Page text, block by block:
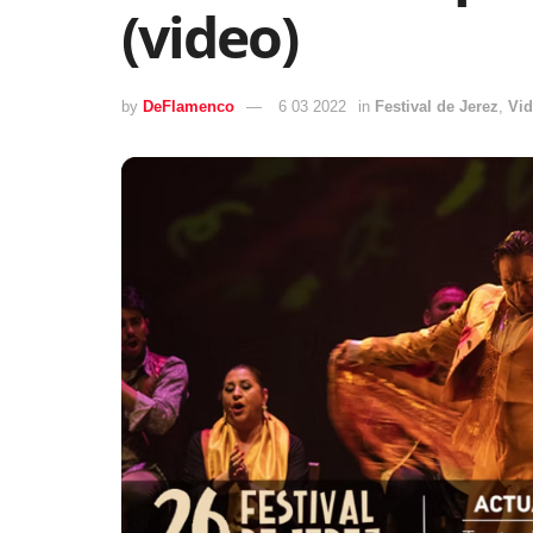
(video)
by DeFlamenco 6 03 2022 in Festival de Jerez,